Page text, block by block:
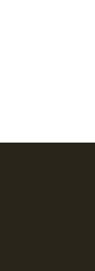
Dansk design